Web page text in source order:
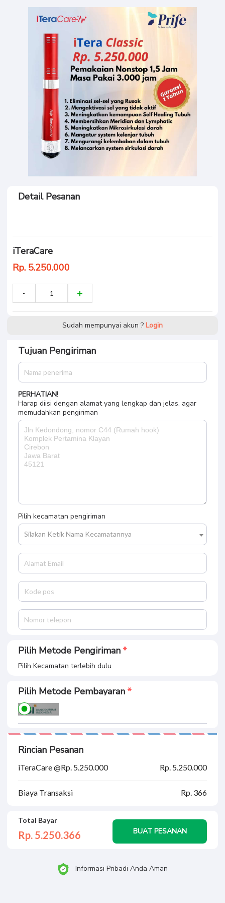
Detail Pesanan
iTeraCare
Rp. 5.250.000
Sudah mempunyai akun ? Login
Tujuan Pengiriman
PERHATIAN!
Harap diisi dengan alamat yang lengkap dan jelas, agar
memudahkan pengiriman
Pilih kecamatan pengiriman
Silakan Ketik Nama Kecamatannya
Pilih Metode Pengiriman
Pilih Kecamatan terlebih dulu
Pilih Metode Pembayaran
Rincian Pesanan
iTeraCare @Rp. 5.250.000 Rp. 5.250.000
Biaya Transaksi Rp. 366
Total Bayar
Rp. 5.250.366 BUAT PESANAN
Informasi Pribadi Anda Aman